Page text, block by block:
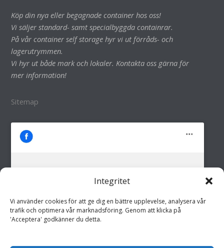
Integritet
Vi använder cookies för att ge dig en bättre upplevelse, analysera vår
trafik och optimera vår marknadsföring. Genom att klicka på
'Acceptera' godkänner du detta.
Köp din nya eller begagnade container hos oss!
Vi säljer standard- samt specialbyggda containrar.
På vår container self storage hyr vi ut förråds- och
lagerutrymmen.
Vi hyr ut både mark och lokaler. Kontakta oss gärna för
mer information!
Sitemap
cookies och aktivera detta innehåll